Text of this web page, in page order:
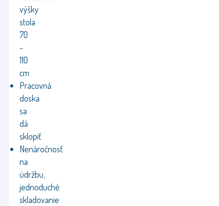
výšky
stola
70
-
110
cm
Pracovná
doska
sa
dá
sklopiť
Nenáročnosť
na
údržbu,
jednoduché
skladovanie